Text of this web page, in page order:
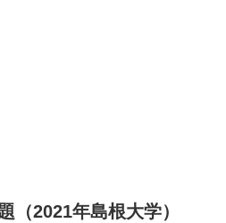
（2021年島根大学）